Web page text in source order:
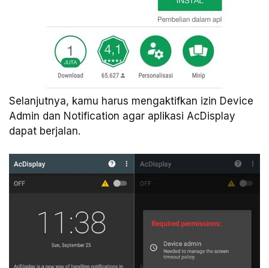
Selanjutnya, kamu harus mengaktifkan izin Device
Admin dan Notification agar aplikasi AcDisplay
dapat berjalan.